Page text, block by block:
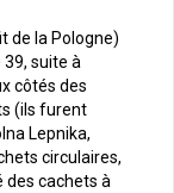
de la Pologne)
suite à
côtés des
(ils furent
Lepnika,
circulaires,
des cachets à